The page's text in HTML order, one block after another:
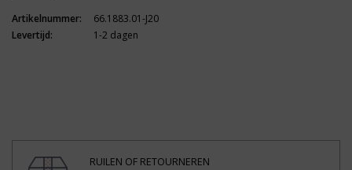
Artikelnummer:
66.1883.01-J20
Levertijd:
1-2 dagen
RUILEN OF RETOURNEREN